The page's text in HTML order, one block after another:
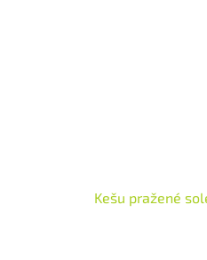
Kešu pražené